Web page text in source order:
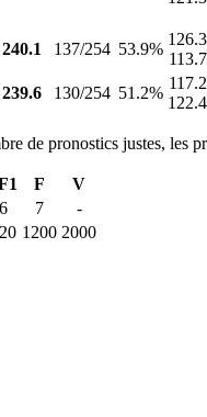
240.1 137/254 53.9%
126.3
113.7
239.6 130/254 51.2%
117.2
122.4
de pronostics justes, les
F
V
6 7
-
1200 2000